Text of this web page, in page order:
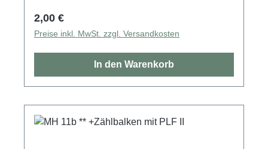
Regulärer Preis:
2,00 €
Preise inkl. MwSt. zzgl. Versandkosten
In den Warenkorb